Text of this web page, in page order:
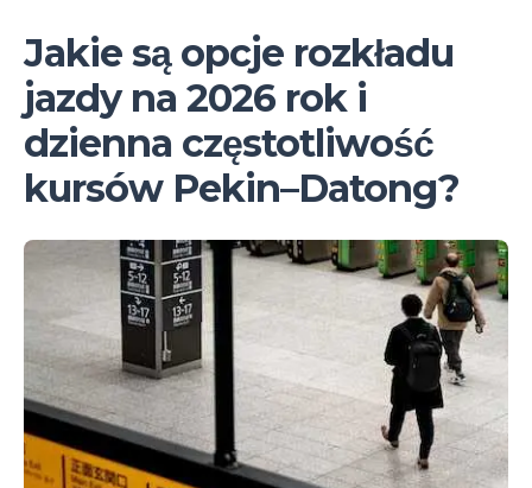
Jakie są opcje rozkładu
jazdy na 2026 rok i
dzienna częstotliwość
kursów Pekin–Datong?